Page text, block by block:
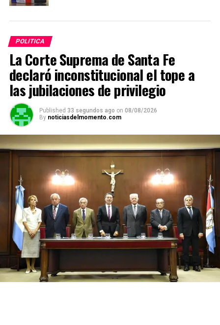
POLITICA
La Corte Suprema de Santa Fe
declaró inconstitucional el tope a
las jubilaciones de privilegio
Published 33 segundos ago on 08/08/2026
By noticiasdelmomento.com